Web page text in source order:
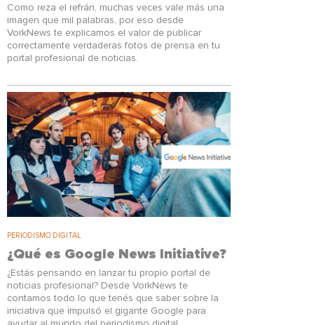
Como reza el refrán, muchas veces vale más una
imagen que mil palabras, por eso desde
VorkNews te explicamos el valor de publicar
correctamente verdaderas fotos de prensa en tu
portal profesional de noticias.
PERIODISMO DIGITAL
¿Qué es Google News Initiative?
¿Estás pensando en lanzar tu propio portal de
noticias profesional? Desde VorkNews te
contamos todo lo que tenés que saber sobre la
iniciativa que impulsó el gigante Google para